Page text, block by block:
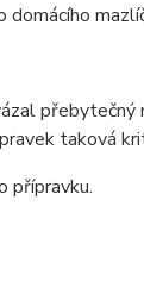
taková
přípravku.